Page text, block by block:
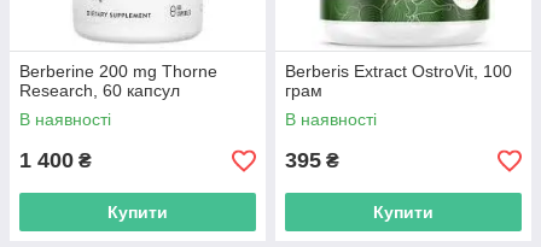
Berberine 200 mg Thorne
Research, 60 капсул
В наявності
1 400 ₴
Купити
Berberis Extract OstroVit, 100
грам
В наявності
395 ₴
Купити